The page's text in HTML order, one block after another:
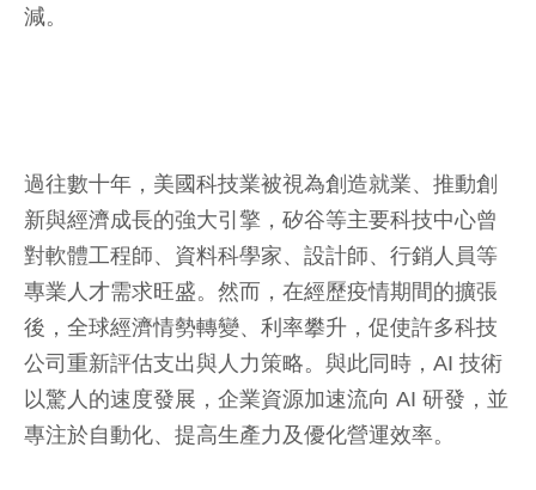
減。
過往數十年，美國科技業被視為創造就業、推動創
新與經濟成長的強大引擎，矽谷等主要科技中心曾
對軟體工程師、資料科學家、設計師、行銷人員等
專業人才需求旺盛。然而，在經歷疫情期間的擴張
後，全球經濟情勢轉變、利率攀升，促使許多科技
公司重新評估支出與人力策略。與此同時，AI 技術
以驚人的速度發展，企業資源加速流向 AI 研發，並
專注於自動化、提高生產力及優化營運效率。